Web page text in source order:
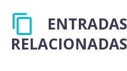
ENTRADAS
RELACIONADAS